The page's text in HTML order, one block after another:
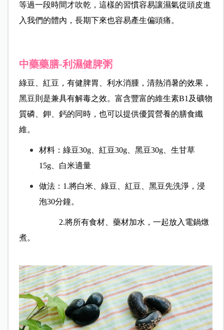
等過一段時間才吹乾，這樣的習慣容易讓濕氣從頭皮進
入我們的體內，長期下來也容易產生偏頭痛。
中藥藥膳-利濕健脾粥
綠豆、紅豆，有健脾胃、利水消腫，清熱消暑的效果，
黑豆則是兼具有解毒之效。富含豐富的維生素B1及礦物
質磷、鉀、鈣的同時，也可以提供優質營養的膳食纖
維。
材料：綠豆30g、紅豆30g、黑豆30g、生甘草
15g、白米適量
做法： 1.將白米、綠豆、紅豆、黑豆先洗淨，浸
泡30分鐘。
2.將所有食材、藥材加水，一起放入電鍋燉
煮。